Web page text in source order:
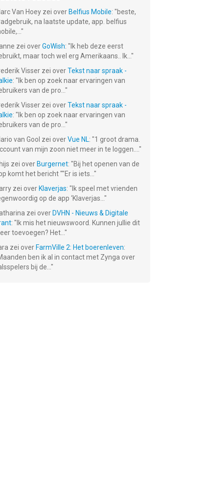
Van Hoey zei over Belfius Mobile: "beste,
na laatste update, app. belfius
"
zei overGoWish: " Ik heb deze eerst
maar toch wel erg Amerikaans.. Ik... "
Visser zei overTekst naar spraak -
: " Ik ben op zoek naar ervaringen van
van de pro... "
Visser zei overTekst naar spraak -
: " Ik ben op zoek naar ervaringen van
van de pro... "
van Gool zei overVue NL: "1 groot drama.
van mijn zoon niet meer in te loggen.... "
zei over Burgernet: "Bij het openen van de
komt het bericht ""Er is iets... "
zei over Klaverjas: " Ik speel met vrienden
op de app ‘Klaverjas... "
zei over DVHN - Nieuws & Digitale
: " Ik mis het nieuwswoord. Kunnen jullie dit
toevoegen? Het... "
zei over FarmVille 2: Het boerenleven:
ben ik al in contact met Zynga over
bij de... "